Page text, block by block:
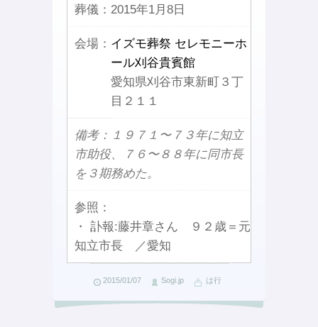
葬儀： 2015年1月8日
会場： イズモ葬祭 セレモニーホ
ール刈谷貴賓館
愛知県刈谷市東新町３丁
目２１１
備考：１９７１〜７３年に知立
市助役、７６〜８８年に同市長
を３期務めた。
参照：
・ 訃報:藤井章さん ９２歳＝元
知立市長 ／愛知
2015/01/07 Sogi.jp は行